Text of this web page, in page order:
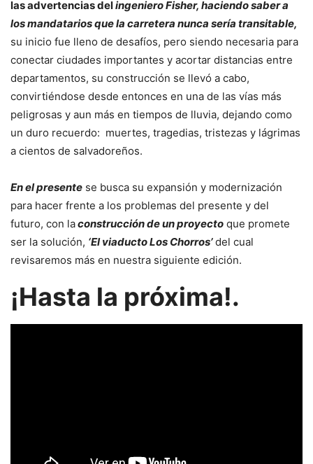
las advertencias delingeniero Fisher, haciendo saber a
los mandatarios que la carretera nunca sería transitable,
su inicio fue lleno de desafíos, pero siendo necesaria para
conectar ciudades importantes y acortar distancias entre
departamentos, su construcción se llevó a cabo,
convirtiéndose desde entonces en una de las vías más
peligrosas y aun más en tiempos de lluvia, dejando como
un duro recuerdo: muertes, tragedias, tristezas y lágrimas
a cientos de salvadoreños.
En el presente se busca su expansión y modernización
para hacer frente a los problemas del presente y del
futuro, con laconstrucción de un proyecto que promete
ser la solución, ‘El viaducto Los Chorros’del cual
revisaremos más en nuestra siguiente edición.
¡Hasta la próxima!.